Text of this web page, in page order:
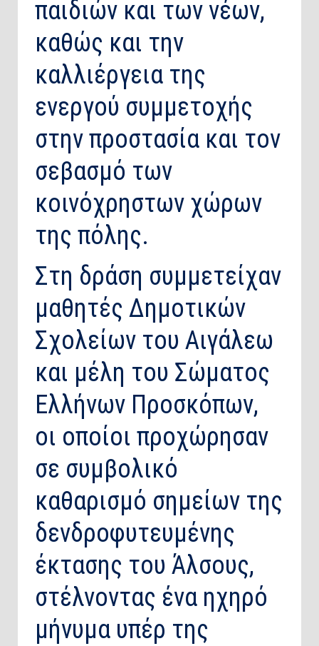
παιδιών και των νέων,
καθώς και την
καλλιέργεια της
ενεργού συμμετοχής
στην προστασία και τον
σεβασμό των
κοινόχρηστων χώρων
της πόλης.
Στη δράση συμμετείχαν
μαθητές Δημοτικών
Σχολείων του Αιγάλεω
και μέλη του Σώματος
Ελλήνων Προσκόπων,
οι οποίοι προχώρησαν
σε συμβολικό
καθαρισμό σημείων της
δενδροφυτευμένης
έκτασης του Άλσους,
στέλνοντας ένα ηχηρό
μήνυμα υπέρ της